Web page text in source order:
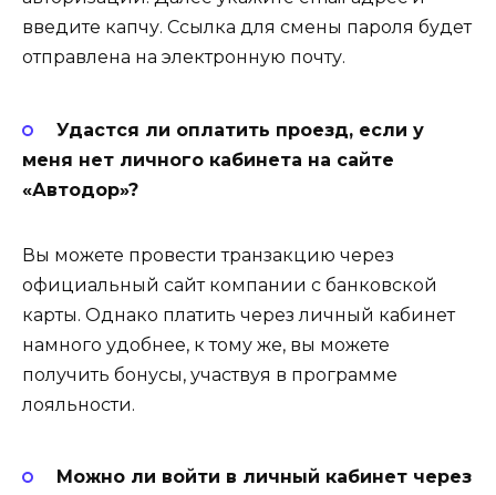
введите капчу. Ссылка для смены пароля будет
отправлена на электронную почту.
Удастся ли оплатить проезд, если у
меня нет личного кабинета на сайте
«Автодор»?
Вы можете провести транзакцию через
официальный сайт компании с банковской
карты. Однако платить через личный кабинет
намного удобнее, к тому же, вы можете
получить бонусы, участвуя в программе
лояльности.
Можно ли войти в личный кабинет через